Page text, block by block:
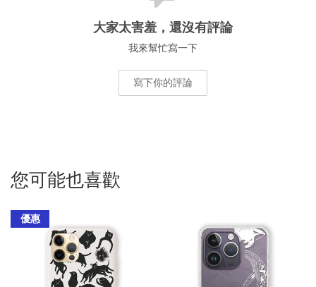
大家太害羞，還沒有評論
我來幫忙寫一下
寫下你的評論
您可能也喜歡
優惠